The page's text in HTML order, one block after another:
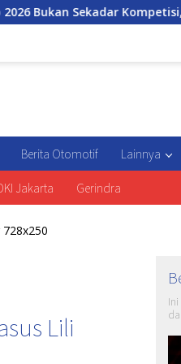
Kompetisi, tapi Ruang
Berita Otomotif Lainnya
Jakarta Gerindra
Lili